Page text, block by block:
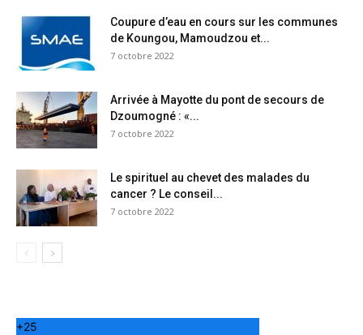
Coupure d’eau en cours sur les communes
de Koungou, Mamoudzou et...
7 octobre 2022
Arrivée à Mayotte du pont de secours de
Dzoumogné : «...
7 octobre 2022
Le spirituel au chevet des malades du
cancer ? Le conseil...
7 octobre 2022
+25